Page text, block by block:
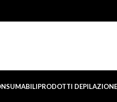
PRODOTTI DEPILAZIONE